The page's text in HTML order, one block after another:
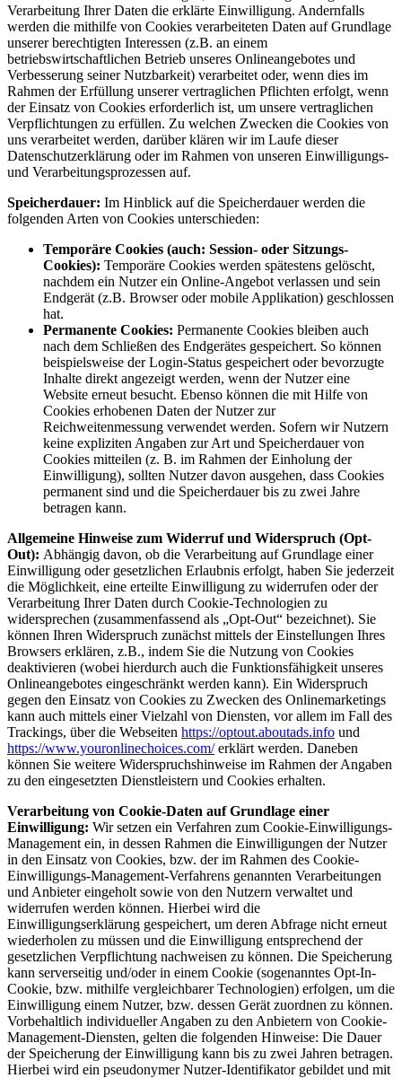
Verarbeitung Ihrer Daten die erklärte Einwilligung. Andernfalls
werden die mithilfe von Cookies verarbeiteten Daten auf Grundlage
unserer berechtigten Interessen (z.B. an einem
betriebswirtschaftlichen Betrieb unseres Onlineangebotes und
Verbesserung seiner Nutzbarkeit) verarbeitet oder, wenn dies im
Rahmen der Erfüllung unserer vertraglichen Pflichten erfolgt, wenn
der Einsatz von Cookies erforderlich ist, um unsere vertraglichen
Verpflichtungen zu erfüllen. Zu welchen Zwecken die Cookies von
uns verarbeitet werden, darüber klären wir im Laufe dieser
Datenschutzerklärung oder im Rahmen von unseren Einwilligungs-
und Verarbeitungsprozessen auf.
Speicherdauer: Im Hinblick auf die Speicherdauer werden die
folgenden Arten von Cookies unterschieden:
Temporäre Cookies (auch: Session- oder Sitzungs-
Cookies): Temporäre Cookies werden spätestens gelöscht,
nachdem ein Nutzer ein Online-Angebot verlassen und sein
Endgerät (z.B. Browser oder mobile Applikation) geschlossen
hat.
Permanente Cookies: Permanente Cookies bleiben auch
nach dem Schließen des Endgerätes gespeichert. So können
beispielsweise der Login-Status gespeichert oder bevorzugte
Inhalte direkt angezeigt werden, wenn der Nutzer eine
Website erneut besucht. Ebenso können die mit Hilfe von
Cookies erhobenen Daten der Nutzer zur
Reichweitenmessung verwendet werden. Sofern wir Nutzern
keine expliziten Angaben zur Art und Speicherdauer von
Cookies mitteilen (z. B. im Rahmen der Einholung der
Einwilligung), sollten Nutzer davon ausgehen, dass Cookies
permanent sind und die Speicherdauer bis zu zwei Jahre
betragen kann.
Allgemeine Hinweise zum Widerruf und Widerspruch (Opt-
Out): Abhängig davon, ob die Verarbeitung auf Grundlage einer
Einwilligung oder gesetzlichen Erlaubnis erfolgt, haben Sie jederzeit
die Möglichkeit, eine erteilte Einwilligung zu widerrufen oder der
Verarbeitung Ihrer Daten durch Cookie-Technologien zu
widersprechen (zusammenfassend als „Opt-Out“ bezeichnet). Sie
können Ihren Widerspruch zunächst mittels der Einstellungen Ihres
Browsers erklären, z.B., indem Sie die Nutzung von Cookies
deaktivieren (wobei hierdurch auch die Funktionsfähigkeit unseres
Onlineangebotes eingeschränkt werden kann). Ein Widerspruch
gegen den Einsatz von Cookies zu Zwecken des Onlinemarketings
kann auch mittels einer Vielzahl von Diensten, vor allem im Fall des
Trackings, über die Webseiten https://optout.aboutads.info und
https://www.youronlinechoices.com/erklärt werden. Daneben
können Sie weitere Widerspruchshinweise im Rahmen der Angaben
zu den eingesetzten Dienstleistern und Cookies erhalten.
Verarbeitung von Cookie-Daten auf Grundlage einer
Einwilligung: Wir setzen ein Verfahren zum Cookie-Einwilligungs-
Management ein, in dessen Rahmen die Einwilligungen der Nutzer
in den Einsatz von Cookies, bzw. der im Rahmen des Cookie-
Einwilligungs-Management-Verfahrens genannten Verarbeitungen
und Anbieter eingeholt sowie von den Nutzern verwaltet und
widerrufen werden können. Hierbei wird die
Einwilligungserklärung gespeichert, um deren Abfrage nicht erneut
wiederholen zu müssen und die Einwilligung entsprechend der
gesetzlichen Verpflichtung nachweisen zu können. Die Speicherung
kann serverseitig und/oder in einem Cookie (sogenanntes Opt-In-
Cookie, bzw. mithilfe vergleichbarer Technologien) erfolgen, um die
Einwilligung einem Nutzer, bzw. dessen Gerät zuordnen zu können.
Vorbehaltlich individueller Angaben zu den Anbietern von Cookie-
Management-Diensten, gelten die folgenden Hinweise: Die Dauer
der Speicherung der Einwilligung kann bis zu zwei Jahren betragen.
Hierbei wird ein pseudonymer Nutzer-Identifikator gebildet und mit